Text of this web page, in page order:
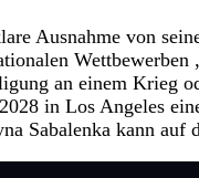
Ausnahme von
an einem Krieg
in Los Angeles
Sabalenka kann